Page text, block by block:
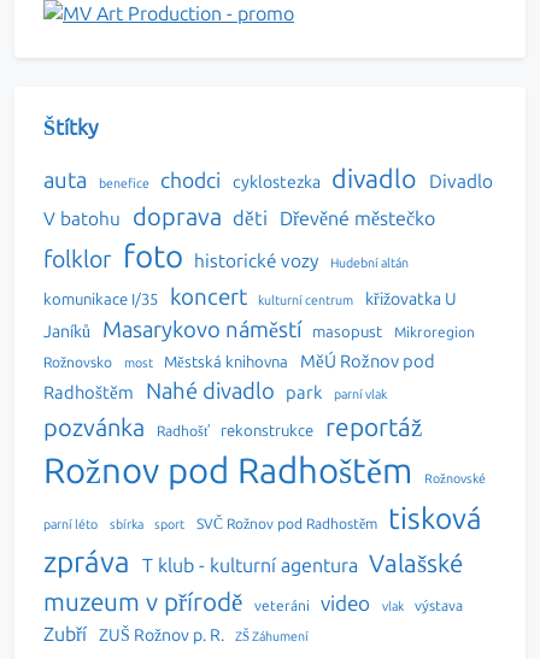
Štítky
auta
benefice chodci cyklostezka divadlo
Divadlo
V batohu
doprava děti Dřevěné městečko
folklor foto historické vozy Hudební altán
komunikace I/35 koncert kulturní centrum
křižovatka U
Janíků
Masarykovo náměstí masopust
Mikroregion
Rožnovsko
most Městská knihovna
MěÚ Rožnov pod
Radhoštěm
Nahé divadlo park parní vlak
pozvánka Radhošť rekonstrukce reportáž
Rožnov pod Radhoštěm Rožnovské
parní léto sbírka sport SVČ Rožnov pod Radhostěm
tisková
zpráva
T klub - kulturní agentura Valašské
muzeum v přírodě
veteráni video vlak výstava
Zubří ZUŠ Rožnov p. R. ZŠ Záhumení